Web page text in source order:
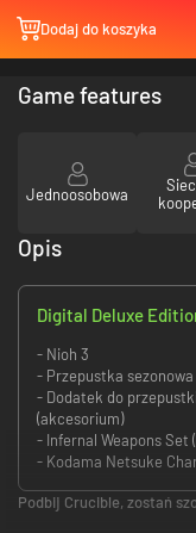
Dodaj do koszyka
Game features
Jednoosobowa
Opis
Digital Deluxe
- Nioh 3
- Przepustka sezonowa
- Dodatek do
(akcesorium)
- Infernal Weapons Set
- Kodama Netsuke
Podbij Crucible, zostań